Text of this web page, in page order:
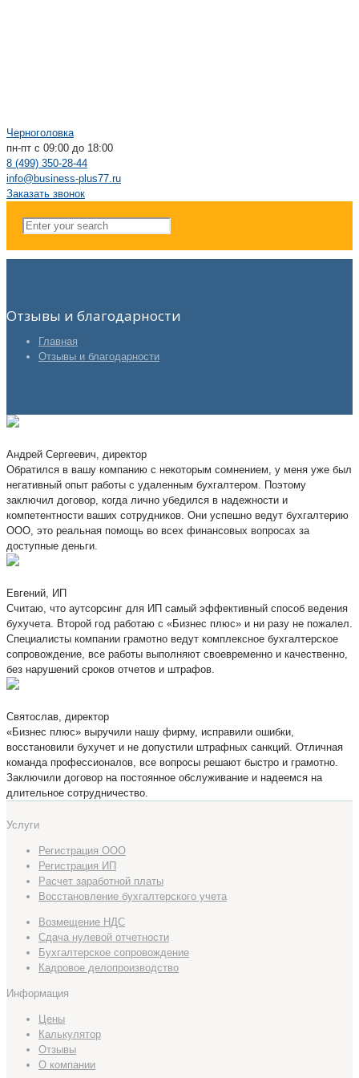
Черноголовка
пн-пт с 09:00 до 18:00
8 (499) 350-28-44
info@business-plus77.ru
Заказать звонок
Отзывы и благодарности
Главная
Отзывы и благодарности
Андрей Сергеевич, директор
Обратился в вашу компанию с некоторым сомнением, у меня уже был
негативный опыт работы с удаленным бухгалтером. Поэтому
заключил договор, когда лично убедился в надежности и
компетентности ваших сотрудников. Они успешно ведут бухгалтерию
ООО, это реальная помощь во всех финансовых вопросах за
доступные деньги.
Евгений, ИП
Считаю, что аутсорсинг для ИП самый эффективный способ ведения
бухучета. Второй год работаю с «Бизнес плюс» и ни разу не пожалел.
Специалисты компании грамотно ведут комплексное бухгалтерское
сопровождение, все работы выполняют своевременно и качественно,
без нарушений сроков отчетов и штрафов.
Святослав, директор
«Бизнес плюс» выручили нашу фирму, исправили ошибки,
восстановили бухучет и не допустили штрафных санкций. Отличная
команда профессионалов, все вопросы решают быстро и грамотно.
Заключили договор на постоянное обслуживание и надеемся на
длительное сотрудничество.
Услуги
Регистрация ООО
Регистрация ИП
Расчет заработной платы
Восстановление бухгалтерского учета
Возмещение НДС
Сдача нулевой отчетности
Бухгалтерское сопровождение
Кадровое делопроизводство
Информация
Цены
Калькулятор
Отзывы
О компании